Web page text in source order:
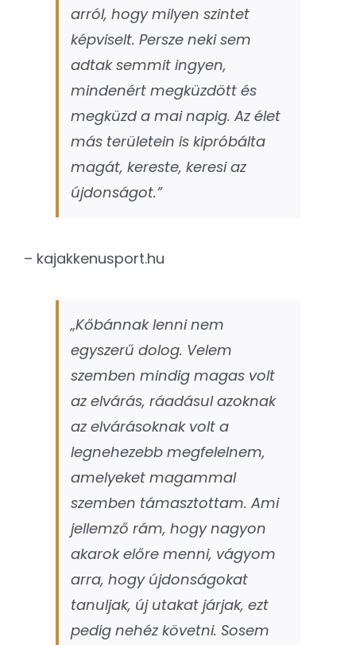
arról, hogy milyen szintet
képviselt. Persze neki sem
adtak semmit ingyen,
mindenért megküzdött és
megküzd a mai napig. Az élet
más területein is kipróbálta
magát, kereste, keresi az
újdonságot.”
– kajakkenusport.hu
„Kőbánnak lenni nem
egyszerű dolog. Velem
szemben mindig magas volt
az elvárás, ráadásul azoknak
az elvárásoknak volt a
legnehezebb megfelelnem,
amelyeket magammal
szemben támasztottam. Ami
jellemző rám, hogy nagyon
akarok előre menni, vágyom
arra, hogy újdonságokat
tanuljak, új utakat járjak, ezt
pedig nehéz követni. Sosem